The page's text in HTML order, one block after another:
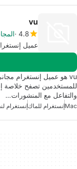
vu
4.8
عميل
للمستخدمين تصفح خلاصة
والتفاعل مع المنشورات…
Macإنستغرام للماكإنستغرام